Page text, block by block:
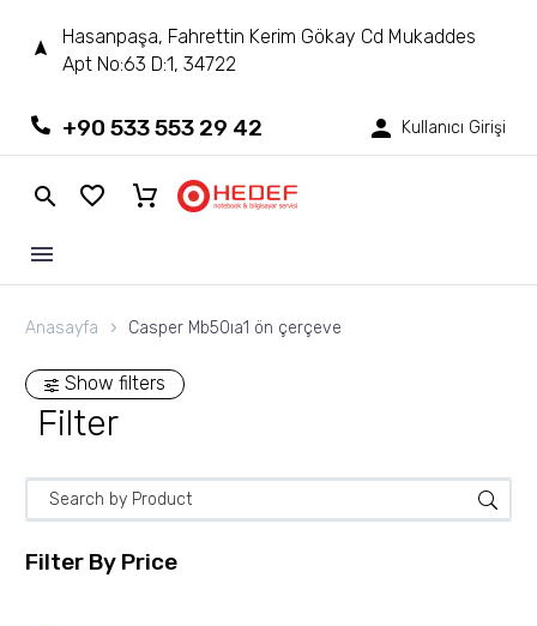
Hasanpaşa, Fahrettin Kerim Gökay Cd Mukaddes
Apt No:63 D:1, 34722
+90 533 553 29 42 Kullanıcı Girişi
Anasayfa Casper Mb50ıa1 ön çerçeve
Show filters
Filter
Filter By Price